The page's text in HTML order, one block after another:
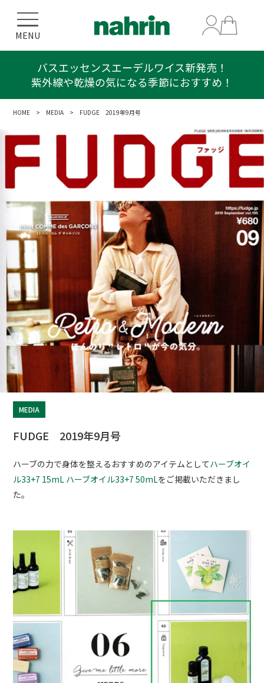
MENU
バスエッセンスエーデルワイス新発売！
紫外線や乾燥の気になる季節におすすめ！
HOME > MEDIA > FUDGE 2019年9月号
MEDIA
FUDGE 2019年9月号
ハーブの力で身体を整えるおすすめのアイテムとしてハーブオイ
ル33+7 15mL ハーブオイル33+7 50mLをご掲載いただきまし
た。